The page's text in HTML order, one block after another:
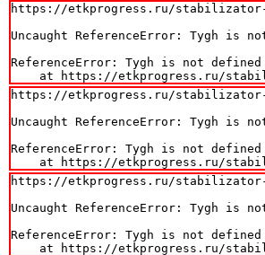
https://etkprogress.ru/stabilizator-
Uncaught ReferenceError: Tygh is
ReferenceError: Tygh is not defined
at https://etkprogress.ru/
https://etkprogress.ru/stabilizator-
Uncaught ReferenceError: Tygh is
ReferenceError: Tygh is not defined
at https://etkprogress.ru/
https://etkprogress.ru/stabilizator-
Uncaught ReferenceError: Tygh is
ReferenceError: Tygh is not defined
at https://etkprogress.ru/